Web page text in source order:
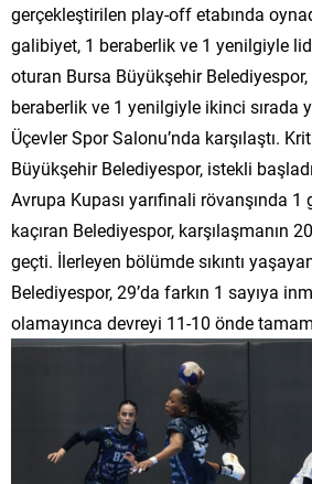
gerçekleştirilen play-off etabında
galibiyet, 1 beraberlik ve 1 yenilgiyle
oturan Bursa Büyükşehir
beraberlik ve 1 yenilgiyle ikinci sırada
Üçevler Spor Salonu’nda karşılaştı.
Büyükşehir Belediyespor, istekli
Avrupa Kupası yarıfinali rövanşında
kaçıran Belediyespor, karşılaşmanın
geçti. İlerleyen bölümde sıkıntı
Belediyespor, 29’da farkın 1 sayıya
olamayınca devreyi 11-10 önde